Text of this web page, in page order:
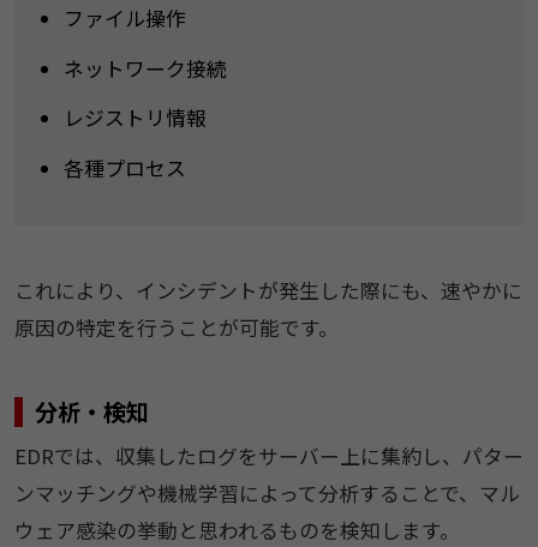
ファイル操作
ネットワーク接続
レジストリ情報
各種プロセス
これにより、インシデントが発生した際にも、速やかに
原因の特定を行うことが可能です。
分析・検知
EDRでは、収集したログをサーバー上に集約し、パター
ンマッチングや機械学習によって分析することで、マル
ウェア感染の挙動と思われるものを検知します。